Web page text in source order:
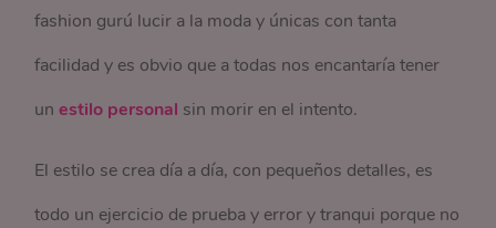
fashion gurú lucir a la moda y únicas con tanta
facilidad y es obvio que a todas nos encantaría tener
unestilo personal sin morir en el intento.
El estilo se crea día a día, con pequeños detalles, es
todo un ejercicio de prueba y error y tranqui porque no